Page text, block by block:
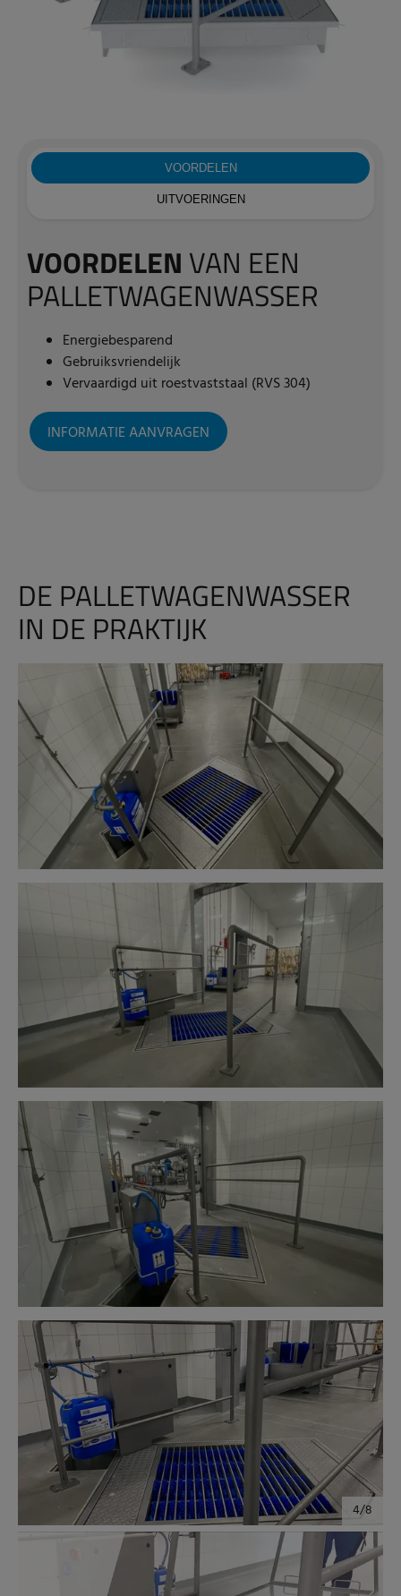
VOORDELEN
UITVOERINGEN
VOORDELEN VAN EEN
PALLETWAGENWASSER
Energiebesparend
Gebruiksvriendelijk
Vervaardigd uit roestvaststaal (RVS 304)
INFORMATIE AANVRAGEN
DE PALLETWAGENWASSER
IN DE PRAKTIJK